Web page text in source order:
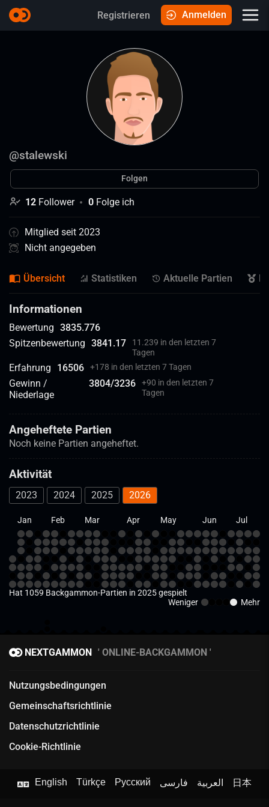
Registrieren Anmelden
@stalewski
Folgen
12 Follower 0 Folge ich
Mitglied seit 2023
Nicht angegeben
Übersicht Statistiken Aktuelle Partien
Informationen
Bewertung 3835.776
Spitzenbewertung 3841.17
11.239 in den letzten 7
Tagen
Erfahrung 16506 +178 in den letzten 7 Tagen
Gewinn /
Niederlage
3804/3236 +90 in den letzten 7
Tagen
Angeheftete Partien
Noch keine Partien angeheftet.
Aktivität
2023 2024 2025 2026
Jan Feb Mar Apr May Jun Jul
Hat 1059 Backgammon-Partien in 2025 gespielt
Weniger
Mehr
NEXTGAMMON ONLINE-BACKGAMMON
Nutzungsbedingungen
Gemeinschaftsrichtlinie
Datenschutzrichtlinie
Cookie-Richtlinie
English Türkçe Русский فارسی العربية 日本